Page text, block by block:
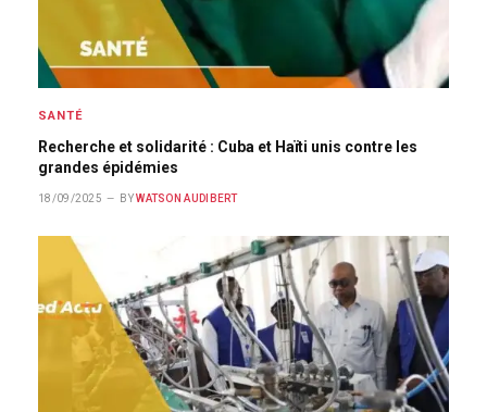
SANTÉ
Recherche et solidarité : Cuba et Haïti unis contre les
grandes épidémies
18/09/2025 BY WATSON AUDIBERT